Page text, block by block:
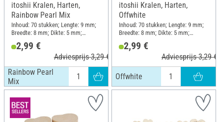
itoshii Kralen, Harten,
Rainbow Pearl Mix
Inhoud: 70 stukken; Lengte: 9 mm;
Breedte: 8 mm; Dikte: 5 mm;
Materiaal: Kunststof
2,99 €
Adviesprijs 3,29 €
Rainbow Pearl
Mix
itoshii Kralen, Harten,
Offwhite
Inhoud: 70 stukken; Lengte: 9 mm;
Breedte: 8 mm; Dikte: 5 mm;
Materiaal: Kunststof
2,99 €
Adviesprijs 3,29 €
Offwhite